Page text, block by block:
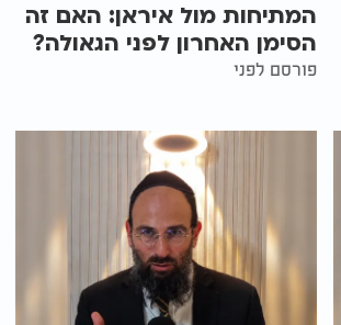
המתיחות מול איראן: האם זה
הסימן האחרון לפני הגאולה?
פורסם לפני